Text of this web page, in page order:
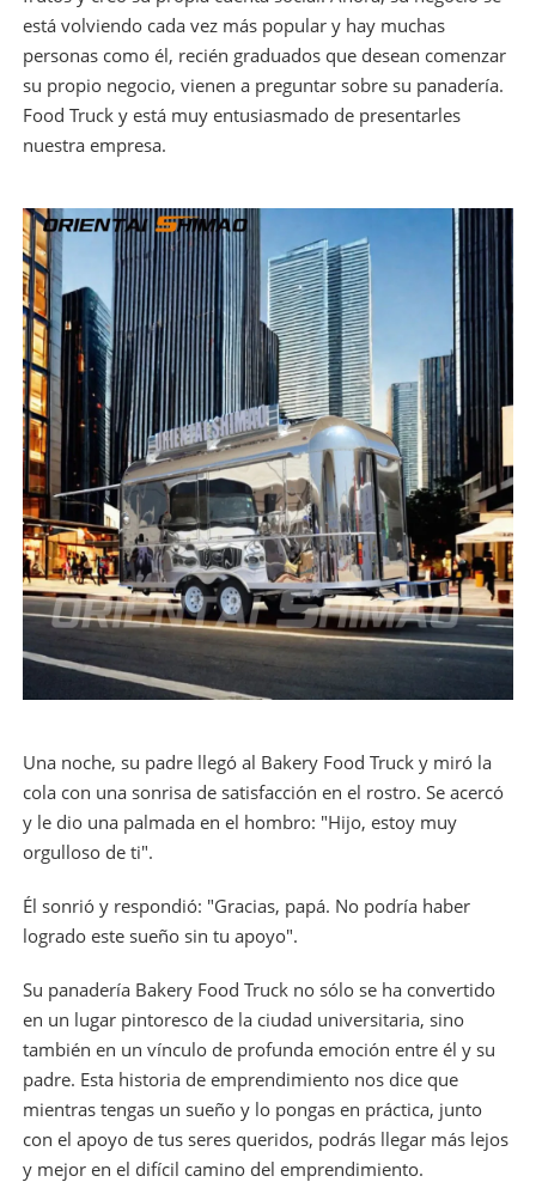
está volviendo cada vez más popular y hay muchas
personas como él, recién graduados que desean comenzar
su propio negocio, vienen a preguntar sobre su panadería.
Food Truck y está muy entusiasmado de presentarles
nuestra empresa.
Una noche, su padre llegó al Bakery Food Truck y miró la
cola con una sonrisa de satisfacción en el rostro. Se acercó
y le dio una palmada en el hombro: "Hijo, estoy muy
orgulloso de ti".
Él sonrió y respondió: "Gracias, papá. No podría haber
logrado este sueño sin tu apoyo".
Su panadería Bakery Food Truck no sólo se ha convertido
en un lugar pintoresco de la ciudad universitaria, sino
también en un vínculo de profunda emoción entre él y su
padre. Esta historia de emprendimiento nos dice que
mientras tengas un sueño y lo pongas en práctica, junto
con el apoyo de tus seres queridos, podrás llegar más lejos
y mejor en el difícil camino del emprendimiento.